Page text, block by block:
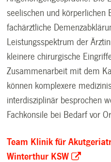
seelischen und körperlichen
fachärztliche
Leistungsspektrum der
kleinere chirurgische
Zusammenarbeit mit dem
können komplexere
interdisziplinär besprochen
Fachkonsile bei Bedarf vor
Team Klinik für
Winterthur KSW